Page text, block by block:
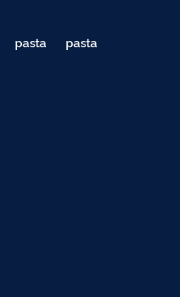
pasta
de
pasta
de